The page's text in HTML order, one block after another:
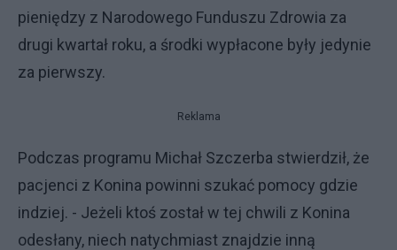
pieniędzy z Narodowego Funduszu Zdrowia za
drugi kwartał roku, a środki wypłacone były jedynie
za pierwszy.
Reklama
Podczas programu Michał Szczerba stwierdził, że
pacjenci z Konina powinni szukać pomocy gdzie
indziej. - Jeżeli ktoś został w tej chwili z Konina
odesłany, niech natychmiast znajdzie inną